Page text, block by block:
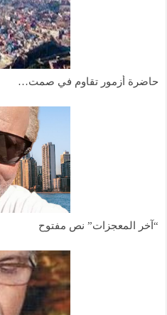
حاضرة أزمور تقاوم في صمت…
“آخر المعجزات” نص مفتوح